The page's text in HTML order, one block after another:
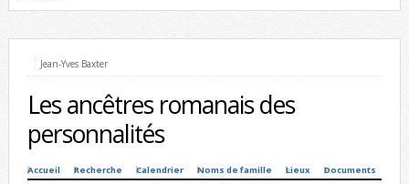
Jean-Yves Baxter
Les ancêtres romanais des
personnalités
Accueil Recherche Calendrier Noms de famille Lieux Documents